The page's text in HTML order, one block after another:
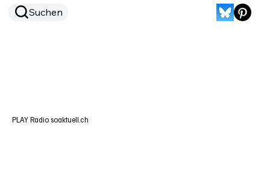
Suchen
PLAY Radio soaktuell.ch